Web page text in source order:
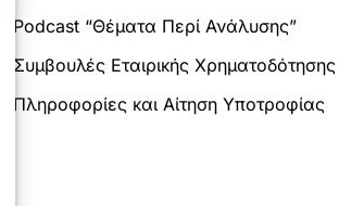
Podcast “Θέματα Περί Ανάλυσης”
Συμβουλές Εταιρικής Χρηματοδότησης
Πληροφορίες και Αίτηση Υποτροφίας